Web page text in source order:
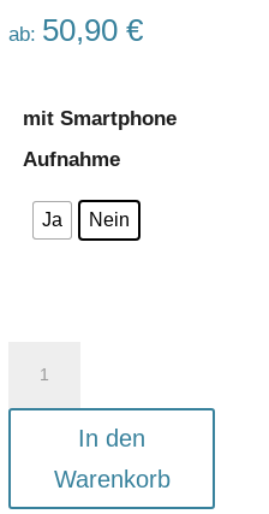
ab: 50,90€
mit Smartphone
Aufnahme
Ja Nein
Halterung
In den
Warenkorb